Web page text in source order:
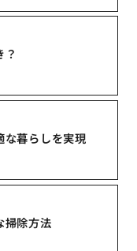
？
な暮らしを実現
掃除方法